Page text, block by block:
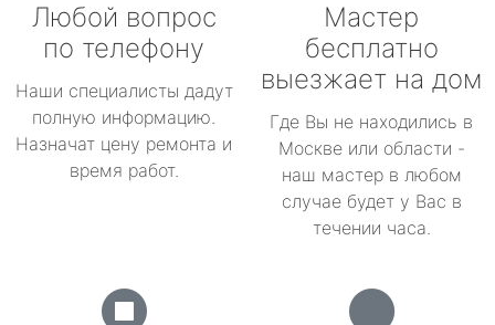
Любой вопрос
по телефону
Наши специалисты дадут
полную информацию.
Назначат цену ремонта и
время работ.
Мастер
бесплатно
выезжает на дом
Где Вы не находились в
Москве или области -
наш мастер в любом
случае будет у Вас в
течении часа.